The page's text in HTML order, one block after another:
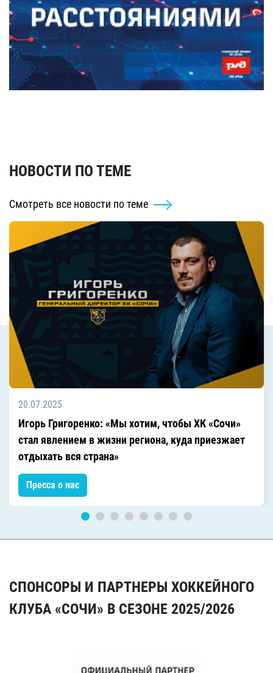
НОВОСТИ ПО ТЕМЕ
Смотреть все новости по теме
20.07.2025
Игорь Григоренко: «Мы хотим, чтобы ХК «Сочи»
стал явлением в жизни региона, куда приезжает
отдыхать вся страна»
Пресса о нас
СПОНСОРЫ И ПАРТНЕРЫ ХОККЕЙНОГО
КЛУБА «СОЧИ» В СЕЗОНЕ 2025/2026